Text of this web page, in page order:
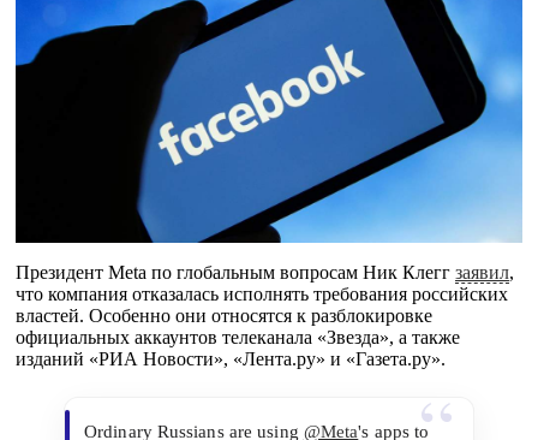
Президент Meta по глобальным вопросам Ник Клегг заявил,
что компания отказалась исполнять требования российских
властей. Особенно они относятся к разблокировке
официальных аккаунтов телеканала «Звезда», а также
изданий «РИА Новости», «Лента.ру» и «Газета.ру».
Ordinary Russians are using @Meta's apps to